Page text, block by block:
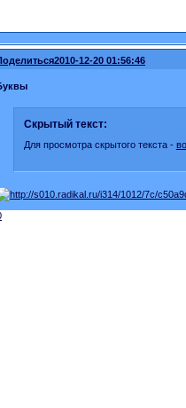
2010-12-20 01:56:46
Скрытый текст:
Для просмотра скрытого текста -